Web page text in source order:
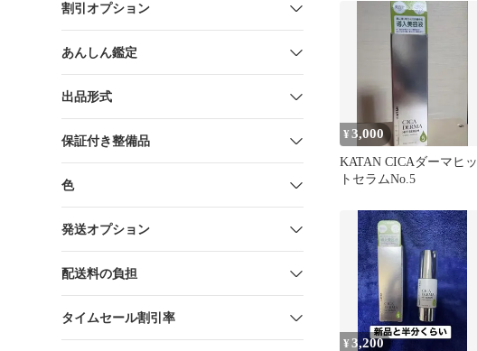
割引オプション
あんしん鑑定
出品形式
保証付き整備品
色
発送オプション
配送料の負担
タイムセール割引率
¥3,000
KATAN CICAダーマヒッ
トセラムNo.5
¥3,200